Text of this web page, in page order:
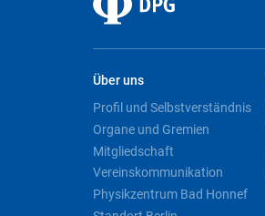
Über uns
Profil und Selbstverständnis
Organe und Gremien
Mitgliedschaft
Vereinskommunikation
Physikzentrum Bad Honnef